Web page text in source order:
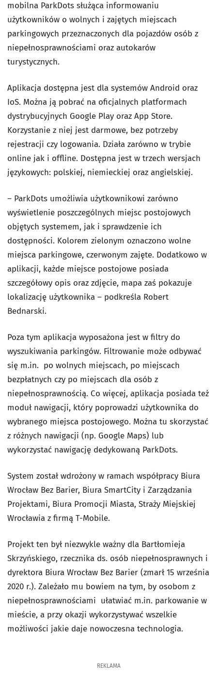
mobilna ParkDots służąca informowaniu
użytkowników o wolnych i zajętych miejscach
parkingowych przeznaczonych dla pojazdów osób z
niepełnosprawnościami oraz autokarów
turystycznych.
Aplikacja dostępna jest dla systemów Android oraz
IoS. Można ją pobrać na oficjalnych platformach
dystrybucyjnych Google Play oraz App Store.
Korzystanie z niej jest darmowe, bez potrzeby
rejestracji czy logowania. Działa zarówno w trybie
online jak i offline. Dostępna jest w trzech wersjach
językowych: polskiej, niemieckiej oraz angielskiej.
– ParkDots umożliwia użytkownikowi zarówno
wyświetlenie poszczególnych miejsc postojowych
objętych systemem, jak i sprawdzenie ich
dostępności. Kolorem zielonym oznaczono wolne
miejsca parkingowe, czerwonym zajęte. Dodatkowo w
aplikacji, każde miejsce postojowe posiada
szczegółowy opis oraz zdjęcie, mapa zaś pokazuje
lokalizację użytkownika – podkreśla Robert
Bednarski.
Poza tym aplikacja wyposażona jest w filtry do
wyszukiwania parkingów. Filtrowanie może odbywać
się m.in. po wolnych miejscach, po miejscach
bezpłatnych czy po miejscach dla osób z
niepełnosprawnością. Co więcej, aplikacja posiada też
moduł nawigacji, który poprowadzi użytkownika do
wybranego miejsca postojowego. Można tu skorzystać
z różnych nawigacji (np. Google Maps) lub
wykorzystać nawigację dedykowaną ParkDots.
System został wdrożony w ramach współpracy Biura
Wrocław Bez Barier, Biura SmartCity i Zarządzania
Projektami, Biura Promocji Miasta, Straży Miejskiej
Wrocławia z firmą T-Mobile.
Projekt ten był niezwykle ważny dla Bartłomieja
Skrzyńskiego, rzecznika ds. osób niepełnosprawnych i
dyrektora Biura Wrocław Bez Barier (zmarł 15 września
2020 r.). Zależało mu bowiem na tym, by osobom z
niepełnosprawnościami ułatwiać m.in. parkowanie w
mieście, a przy okazji wykorzystywać wszelkie
możliwości jakie daje nowoczesna technologia.
REKLAMA